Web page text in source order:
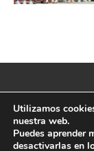
@2021 - All
Utilizamos
nuestra web.
Puedes aprender
desactivarlas en